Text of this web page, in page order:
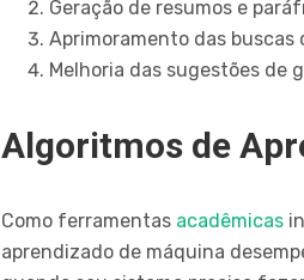
Geração de resumos e
Aprimoramento das
Melhoria das sugestões de
Algoritmos de
Como ferramentas acadêmicas
aprendizado de máquina